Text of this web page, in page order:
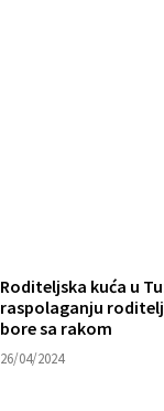
Roditeljska kuća u
raspolaganju
bore sa rakom
26/04/2024